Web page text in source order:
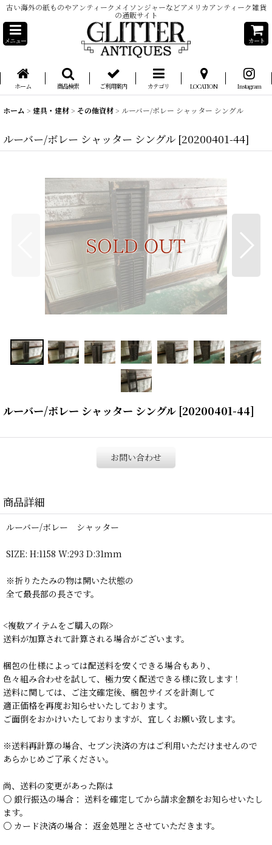
古い海外の紙ものやアンティークメイソンジャーなどアメリカアンティーク雑貨
の通販サイト
メニュー カート
ホーム 商品検索 ご利用案内 カテゴリ LOCATION Instagram
ホーム > 建具・建材> その他資材> ルーバー/ボレー シャッター シングル
ルーバー/ボレー シャッター シングル [20200401-44]
ルーバー/ボレー シャッター シングル [20200401-44]
お問い合わせ
商品詳細
ルーバー/ボレー シャッター
SIZE: H:1158 W:293 D:31mm
※折りたたみの物は開いた状態の
全て最長部の長さです。
<複数アイテムをご購入の際>
送料が加算されて計算される場合がございます。
梱包の仕様によっては配送料を安くできる場合もあり、
色々組み合わせを試して、極力安く配送できる様に致します！
送料に関しては、ご注文確定後、梱包サイズを計測して
適正価格を再度お知らせいたしております。
ご面倒をおかけいたしておりますが、宜しくお願い致します。
※送料再計算の場合、セブン決済の方はご利用いただけませんので
あらかじめご了承ください。
尚、送料の変更があった際は
○ 銀行振込の場合： 送料を確定してから請求金額をお知らせいたし
ます。
○ カード決済の場合： 返金処理とさせていただきます。